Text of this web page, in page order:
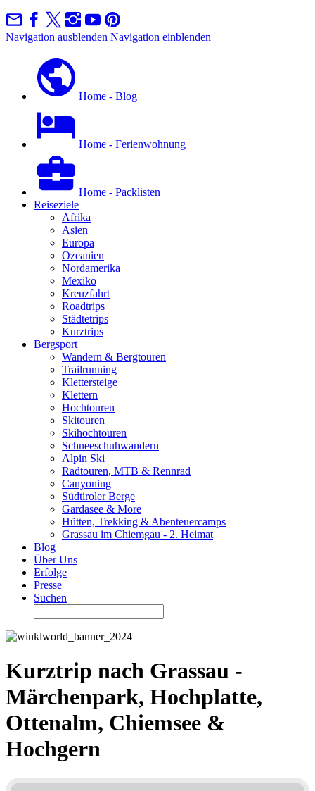
Navigation ausblenden Navigation einblenden
Home - Blog
Home - Ferienwohnung
Home - Packlisten
Reiseziele
Afrika
Asien
Europa
Ozeanien
Nordamerika
Mexiko
Kreuzfahrt
Roadtrips
Städtetrips
Kurztrips
Bergsport
Wandern & Bergtouren
Trailrunning
Klettersteige
Klettern
Hochtouren
Skitouren
Skihochtouren
Schneeschuhwandern
Alpin Ski
Radtouren, MTB & Rennrad
Canyoning
Südtiroler Berge
Gardasee & More
Hütten, Trekking & Abenteuercamps
Grassau im Chiemgau - 2. Heimat
Blog
Über Uns
Erfolge
Presse
Suchen
Kurztrip nach Grassau -
Märchenpark, Hochplatte,
Ottenalm, Chiemsee &
Hochgern